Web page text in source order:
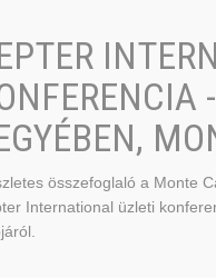
összefoglaló a Monte
International üzleti